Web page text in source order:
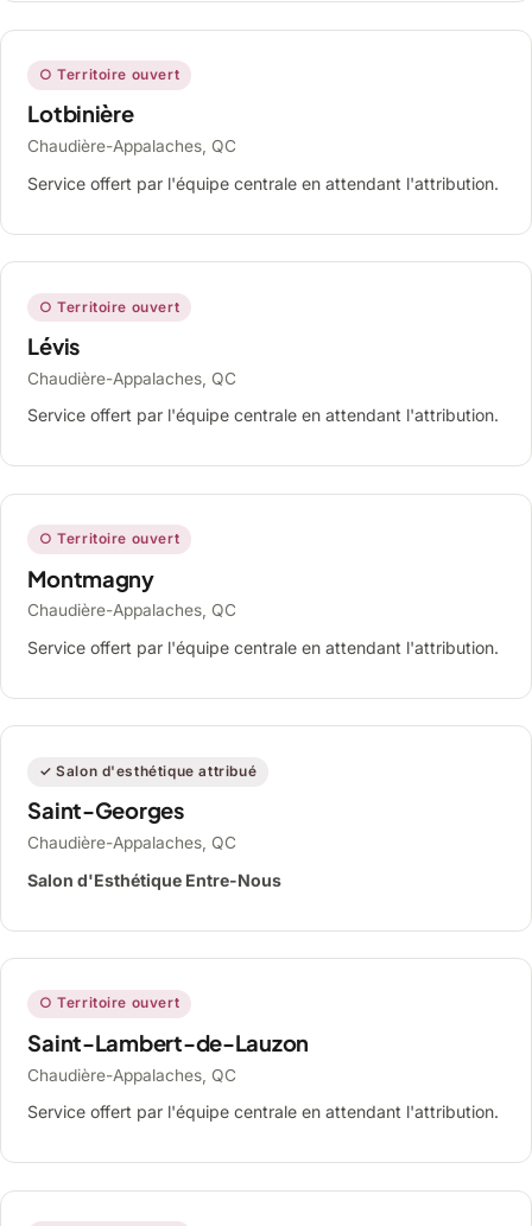
○ Territoire ouvert
Lotbinière
Chaudière-Appalaches, QC
Service offert par l'équipe centrale en attendant l'attribution.
○ Territoire ouvert
Lévis
Chaudière-Appalaches, QC
Service offert par l'équipe centrale en attendant l'attribution.
○ Territoire ouvert
Montmagny
Chaudière-Appalaches, QC
Service offert par l'équipe centrale en attendant l'attribution.
✓ Salon d'esthétique attribué
Saint-Georges
Chaudière-Appalaches, QC
Salon d'Esthétique Entre-Nous
○ Territoire ouvert
Saint-Lambert-de-Lauzon
Chaudière-Appalaches, QC
Service offert par l'équipe centrale en attendant l'attribution.